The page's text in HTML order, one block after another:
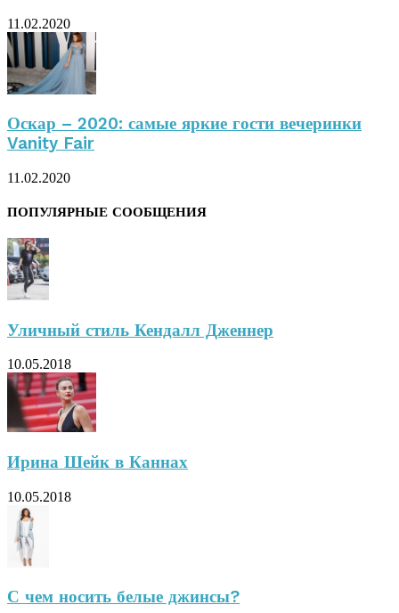
11.02.2020
Оскар – 2020: самые яркие гости вечеринки
Vanity Fair
11.02.2020
ПОПУЛЯРНЫЕ СООБЩЕНИЯ
Уличный стиль Кендалл Дженнер
10.05.2018
Ирина Шейк в Каннах
10.05.2018
С чем носить белые джинсы?